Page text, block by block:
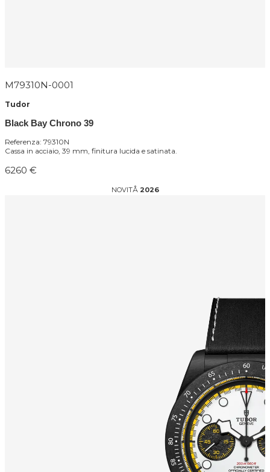
M79310N-0001
Tudor
Black Bay Chrono 39
Referenza: 79310N
Cassa in acciaio, 39 mm, finitura lucida e satinata.
6260 €
NOVITÅ 2026